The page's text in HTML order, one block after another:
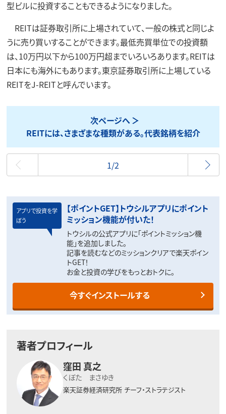
型ビルに投資することもできるようになりました。
REITは証券取引所に上場されていて、一般の株式と同じよ
うに売り買いすることができます。最低売買単位での投資額
は、10万円以下から100万円超までいろいろあります。REITは
日本にも海外にもあります。東京証券取引所に上場している
REITをJ-REITと呼んでいます。
次ページへ
REITには、さまざまな種類がある。代表銘柄を紹介
1/2
アプリで投資を学
ぼう
【ポイントGET】トウシルアプリにポイント
ミッション機能が付いた！
トウシルの公式アプリに「ポイントミッション機
能」を追加しました。
記事を読むなどのミッションクリアで楽天ポイン
トGET！
お金と投資の学びをもっとおトクに。
今すぐインストールする
著者プロフィール
窪田 真之
くぼた まさゆき
楽天証券経済研究所 チーフ・ストラテジスト